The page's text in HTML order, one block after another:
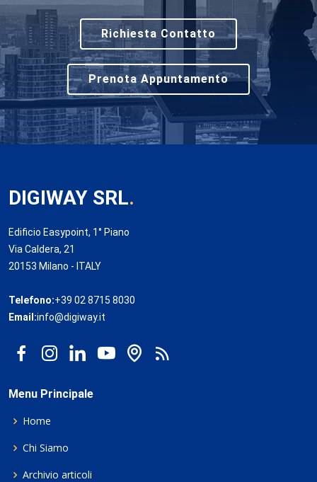
Richiesta Contatto
Prenota Appuntamento
DIGIWAY SRL.
Edificio Easypoint, 1° Piano
Via Caldera, 21
20153 Milano - ITALY
Telefono:+39 02 8715 8030
Email:info@digiway.it
Menu Principale
Home
Chi Siamo
Archivio articoli